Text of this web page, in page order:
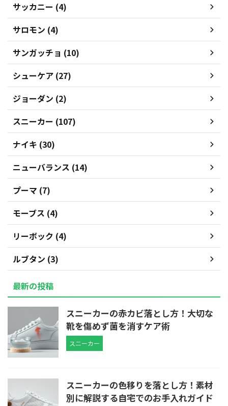
サッカニー (4)
サロモン (4)
サンガッチョ (10)
シューケア (27)
ジョーダン (2)
スニーカー (107)
ナイキ (30)
ニューバランス (14)
プーマ (7)
モーブス (4)
リーボック (4)
ルブタン (3)
最新の投稿
スニーカーの赤カビ落とし方！大切な
靴を傷めず菌を消すケア術
スニーカー
スニーカーの色移りを落とし方！素材
別に解説する自宅でのお手入れガイド